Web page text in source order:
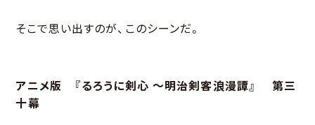
そこで思い出すのが、このシーンだ。
アニメ版 『るろうに剣心 ～明治剣客浪漫譚』 第三
十幕